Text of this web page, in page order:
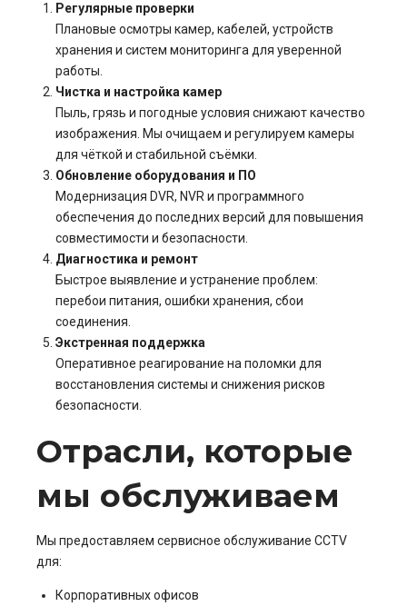
Регулярные проверки
Плановые осмотры камер, кабелей, устройств
хранения и систем мониторинга для уверенной
работы.
Чистка и настройка камер
Пыль, грязь и погодные условия снижают качество
изображения. Мы очищаем и регулируем камеры
для чёткой и стабильной съёмки.
Обновление оборудования и ПО
Модернизация DVR, NVR и программного
обеспечения до последних версий для повышения
совместимости и безопасности.
Диагностика и ремонт
Быстрое выявление и устранение проблем:
перебои питания, ошибки хранения, сбои
соединения.
Экстренная поддержка
Оперативное реагирование на поломки для
восстановления системы и снижения рисков
безопасности.
Отрасли, которые
мы обслуживаем
Мы предоставляем сервисное обслуживание CCTV
для:
Корпоративных офисов